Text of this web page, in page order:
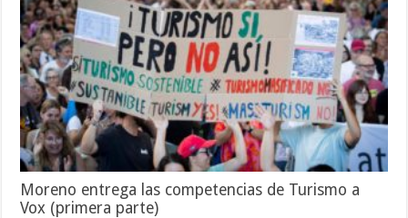
Moreno entrega las competencias de Turismo a
Vox (primera parte)